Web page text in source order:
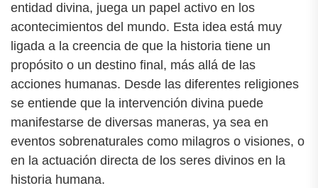
entidad divina, juega un papel activo en los
acontecimientos del mundo. Esta idea está muy
ligada a la creencia de que la historia tiene un
propósito o un destino final, más allá de las
acciones humanas. Desde las diferentes religiones
se entiende que la intervención divina puede
manifestarse de diversas maneras, ya sea en
eventos sobrenaturales como milagros o visiones, o
en la actuación directa de los seres divinos en la
historia humana.